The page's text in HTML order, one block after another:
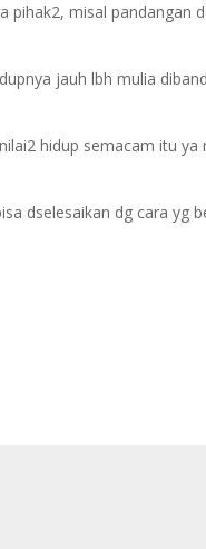
pihak2, misal pandangan
jauh lbh mulia
hidup semacam itu ya
dselesaikan dg cara yg